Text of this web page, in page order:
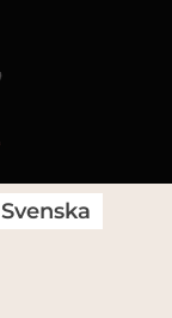
Svenska